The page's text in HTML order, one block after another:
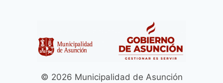
© 2026 Municipalidad de Asunción